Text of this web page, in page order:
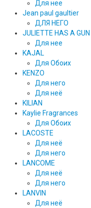
Для нее
Jean paul gaultier
ДЛЯ НЕГО
JULIETTE HAS A GUN
Для нее
KAJAL
Для Обоих
KENZO
Для него
Для неё
KILIAN
Kaylie Fragrances
Для Обоих
LACOSTE
Для неё
Для него
LANCOME
Для неё
Для него
LANVIN
Для неё